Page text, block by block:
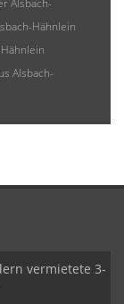
Alsbach-
Hähnlein
Alsbach-
vermietete 3-